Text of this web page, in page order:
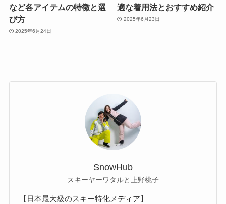
など各アイテムの特徴と選
び方
2025年6月24日
適な着用法とおすすめ紹介
2025年6月23日
SnowHub
スキーヤーワタルと上野桃子
【日本最大級のスキー特化メディア】